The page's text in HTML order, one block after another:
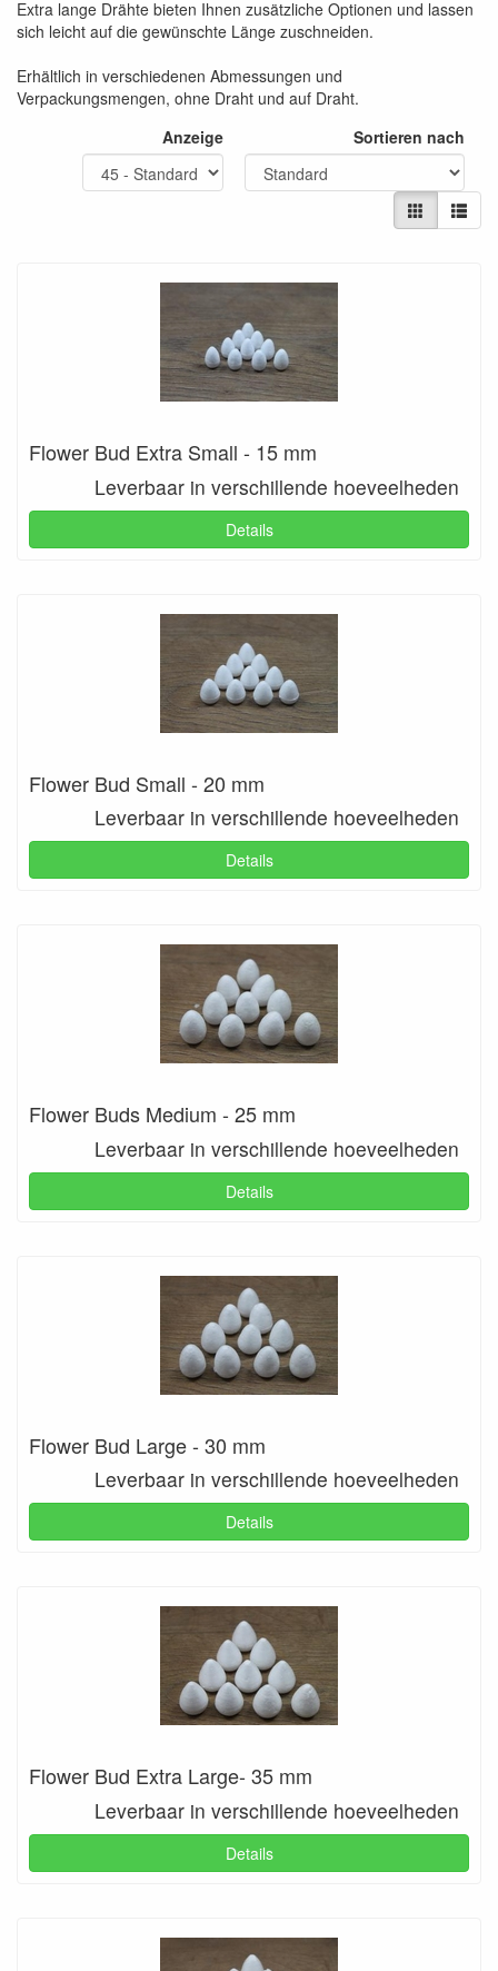
Extra lange Drähte bieten Ihnen zusätzliche Optionen und lassen
sich leicht auf die gewünschte Länge zuschneiden.
Erhältlich in verschiedenen Abmessungen und
Verpackungsmengen, ohne Draht und auf Draht.
Anzeige
Sortieren nach
Flower Bud Extra Small - 15 mm
Leverbaar in verschillende hoeveelheden
Details
Flower Bud Small - 20 mm
Leverbaar in verschillende hoeveelheden
Details
Flower Buds Medium - 25 mm
Leverbaar in verschillende hoeveelheden
Details
Flower Bud Large - 30 mm
Leverbaar in verschillende hoeveelheden
Details
Flower Bud Extra Large- 35 mm
Leverbaar in verschillende hoeveelheden
Details